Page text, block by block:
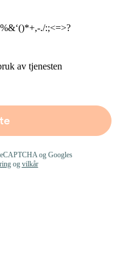
./:;<=>?
av tjenesten
og Googles
og vilkår